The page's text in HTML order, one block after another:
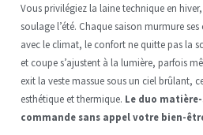
Vous privilégiez la laine technique en
soulage l’été. Chaque saison murmure
avec le climat, le confort ne quitte pas la
et coupe s’ajustent à la lumière, parfois
exit la veste massue sous un ciel brûlant,
esthétique et thermique. Le duo
commande sans appel votre bien-